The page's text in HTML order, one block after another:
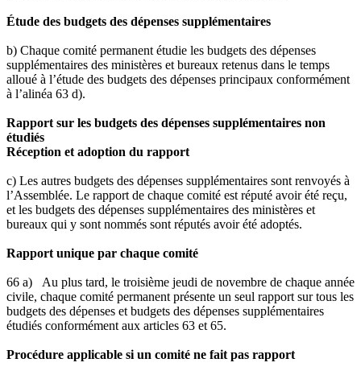
Étude des budgets des dépenses supplémentaires
b) Chaque comité permanent étudie les budgets des dépenses
supplémentaires des ministères et bureaux retenus dans le temps
alloué à l’étude des budgets des dépenses principaux conformément
à l’alinéa 63 d).
Rapport sur les budgets des dépenses supplémentaires non
étudiés
Réception et adoption du rapport
c) Les autres budgets des dépenses supplémentaires sont renvoyés à
l’Assemblée. Le rapport de chaque comité est réputé avoir été reçu,
et les budgets des dépenses supplémentaires des ministères et
bureaux qui y sont nommés sont réputés avoir été adoptés.
Rapport unique par chaque comité
66 a) Au plus tard, le troisième jeudi de novembre de chaque année
civile, chaque comité permanent présente un seul rapport sur tous les
budgets des dépenses et budgets des dépenses supplémentaires
étudiés conformément aux articles 63 et 65.
Procédure applicable si un comité ne fait pas rapport